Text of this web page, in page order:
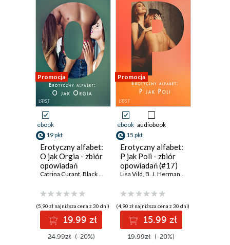
Promocja
ebook
19 pkt
Erotyczny alfabet:
O jak Orgia - zbiór
opowiadań
Catrina Curant, Black Chanterelle ,Annah Viki M.,Ewa Maciejczuk
(5,90 zł najniższa cena z 30 dni)
19.99 zł
24.99zł (-20%)
Promocja
ebook audiobook
15 pkt
Erotyczny alfabet:
P jak Poli - zbiór
opowiadań (#17)
Lisa Vild, B. J. Hermansson
(4,90 zł najniższa cena z 30 dni)
15.99 zł
19.99zł (-20%)